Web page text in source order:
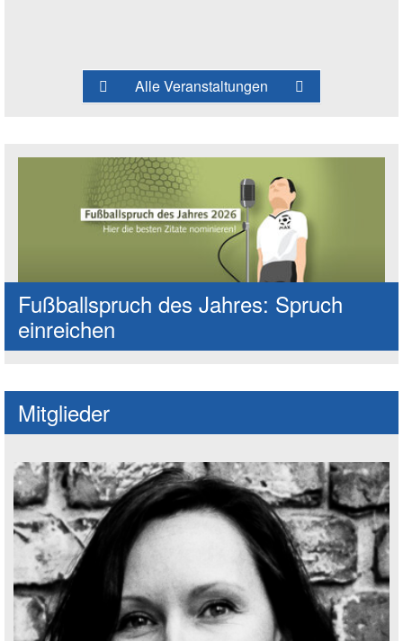
Alle Veranstaltungen
Fußballspruch des Jahres: Spruch
einreichen
Mitglieder